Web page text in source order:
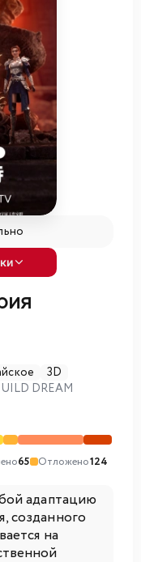
3D
DREAM
65 Отложено124
адаптацию
созданного
на